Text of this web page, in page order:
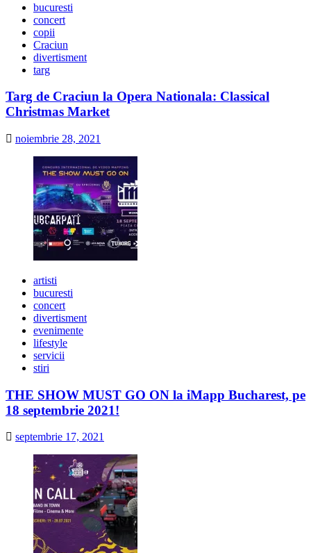
bucuresti
concert
copii
Craciun
divertisment
targ
Targ de Craciun la Opera Nationala: Classical
Christmas Market
noiembrie 28, 2021
artisti
bucuresti
concert
divertisment
evenimente
lifestyle
servicii
stiri
THE SHOW MUST GO ON la iMapp Bucharest, pe
18 septembrie 2021!
septembrie 17, 2021